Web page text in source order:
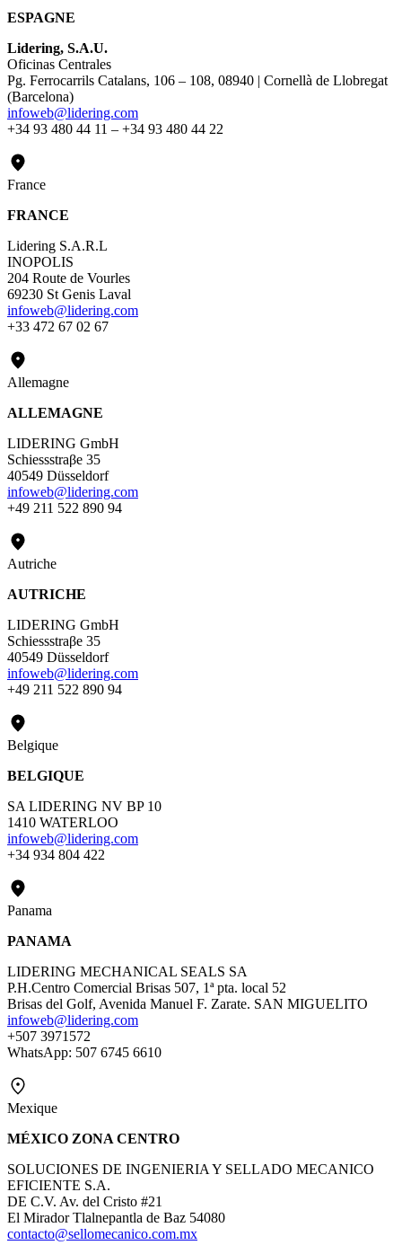
ESPAGNE
Lidering, S.A.U.
Oficinas Centrales
Pg. Ferrocarrils Catalans, 106 – 108, 08940 | Cornellà de Llobregat
(Barcelona)
infoweb@lidering.com
+34 93 480 44 11 – +34 93 480 44 22
France
FRANCE
Lidering S.A.R.L
INOPOLIS
204 Route de Vourles
69230 St Genis Laval
infoweb@lidering.com
+33 472 67 02 67
Allemagne
ALLEMAGNE
LIDERING GmbH
Schiessstraβe 35
40549 Düsseldorf
infoweb@lidering.com
+49 211 522 890 94
Autriche
AUTRICHE
LIDERING GmbH
Schiessstraβe 35
40549 Düsseldorf
infoweb@lidering.com
+49 211 522 890 94
Belgique
BELGIQUE
SA LIDERING NV BP 10
1410 WATERLOO
infoweb@lidering.com
+34 934 804 422
Panama
PANAMA
LIDERING MECHANICAL SEALS SA
P.H.Centro Comercial Brisas 507, 1ª pta. local 52
Brisas del Golf, Avenida Manuel F. Zarate. SAN MIGUELITO
infoweb@lidering.com
+507 3971572
WhatsApp: 507 6745 6610
Mexique
MÉXICO ZONA CENTRO
SOLUCIONES DE INGENIERIA Y SELLADO MECANICO
EFICIENTE S.A.
DE C.V. Av. del Cristo #21
El Mirador Tlalnepantla de Baz 54080
contacto@sellomecanico.com.mx